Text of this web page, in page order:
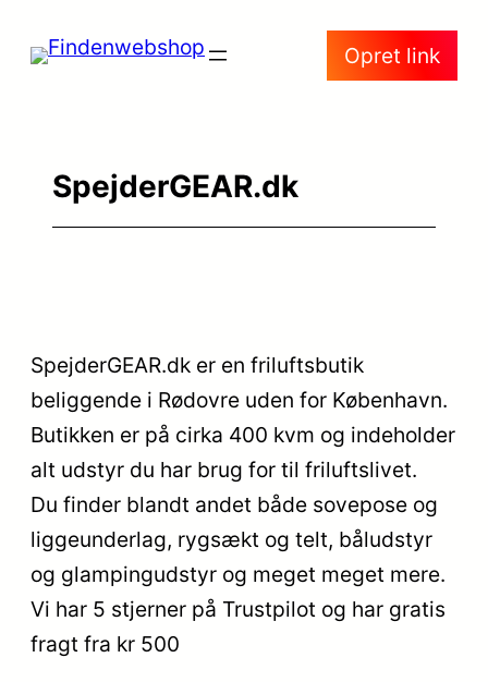
Opret link
SpejderGEAR.dk
SpejderGEAR.dk er en friluftsbutik
beliggende i Rødovre uden for København.
Butikken er på cirka 400 kvm og indeholder
alt udstyr du har brug for til friluftslivet.
Du finder blandt andet både sovepose og
liggeunderlag, rygsækt og telt, båludstyr
og glampingudstyr og meget meget mere.
Vi har 5 stjerner på Trustpilot og har gratis
fragt fra kr 500